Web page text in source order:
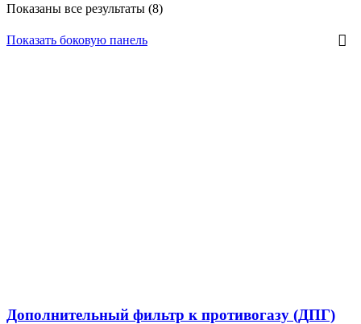
Показаны все результаты (8)
Показать боковую панель
Дополнительный фильтр к противогазу (ДПГ)